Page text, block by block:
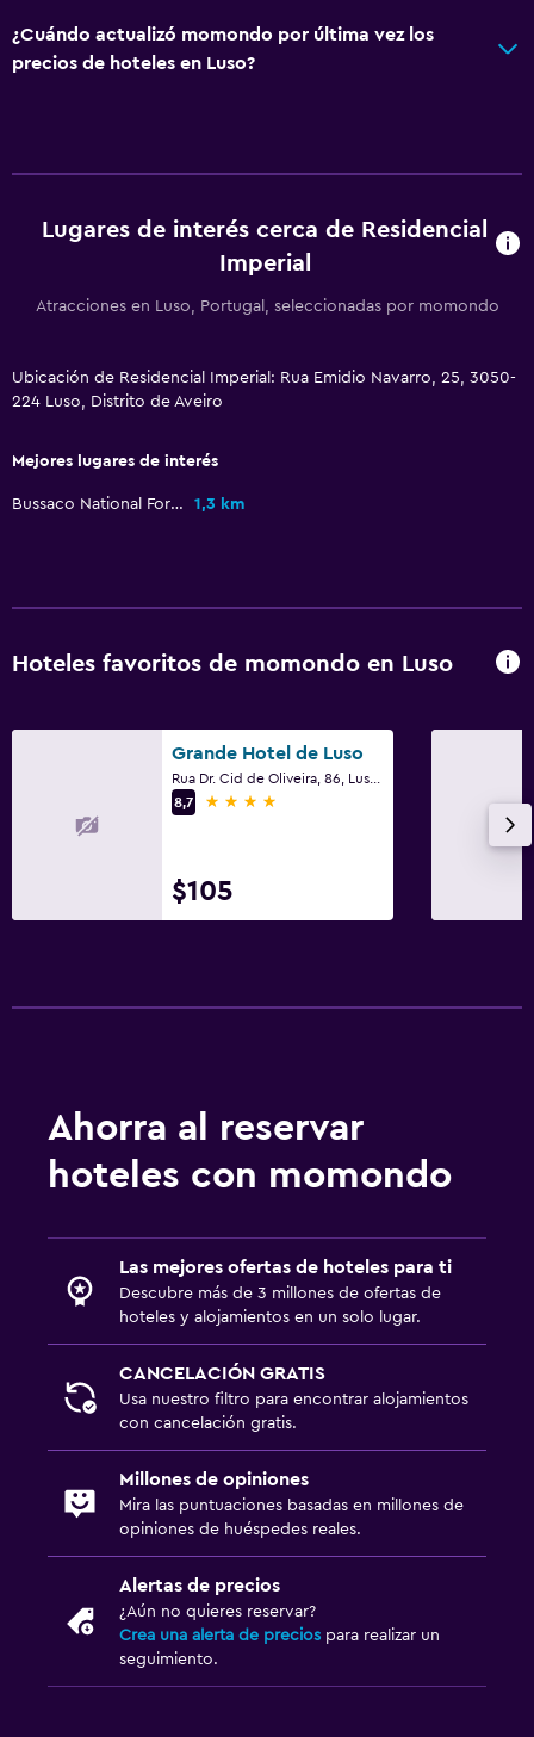
Servicio de habitaciones
Escritorio
Comedor
Salud y seguridad
¿Cuándo actualizó momondo por última vez los
precios de hoteles en Luso?
Lugares de interés cerca de Residencial
Imperial
Atracciones en Luso, Portugal, seleccionadas por momondo
Ubicación de Residencial Imperial: Rua Emidio Navarro, 25, 3050-
224 Luso, Distrito de Aveiro
Mejores lugares de interés
Bussaco National Forest 1,3 km
Hoteles favoritos de momondo en Luso
Grande Hotel de Luso
8,7
4 estrellas
$105
Ahorra al reservar
hoteles con momondo
Las mejores ofertas de hoteles para ti
Descubre más de 3 millones de ofertas de
hoteles y alojamientos en un solo lugar.
CANCELACIÓN GRATIS
Usa nuestro filtro para encontrar alojamientos
con cancelación gratis.
Millones de opiniones
Mira las puntuaciones basadas en millones de
opiniones de huéspedes reales.
Alertas de precios
¿Aún no quieres reservar?
Crea una alerta de precios para realizar un
seguimiento.